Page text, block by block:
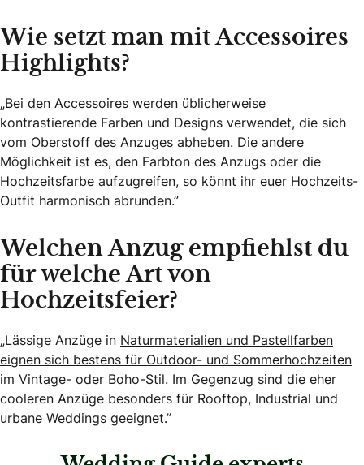
Wie setzt man mit Accessoires
Highlights?
„Bei den Accessoires werden üblicherweise
kontrastierende Farben und Designs verwendet, die sich
vom Oberstoff des Anzuges abheben. Die andere
Möglichkeit ist es, den Farbton des Anzugs oder die
Hochzeitsfarbe aufzugreifen, so könnt ihr euer Hochzeits-
Outfit harmonisch abrunden.”
Welchen Anzug empfiehlst du
für welche Art von
Hochzeitsfeier?
„Lässige Anzüge in Naturmaterialien und Pastellfarben
eignen sich bestens für Outdoor- und Sommerhochzeiten
im Vintage- oder Boho-Stil. Im Gegenzug sind die eher
cooleren Anzüge besonders für Rooftop, Industrial und
urbane Weddings geeignet.”